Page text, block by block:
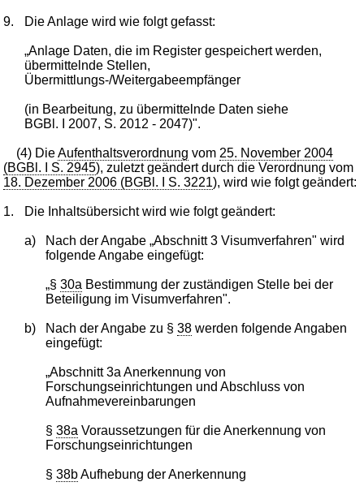
9. Die Anlage wird wie folgt gefasst:
„Anlage Daten, die im Register gespeichert werden,
übermittelnde Stellen,
Übermittlungs-/Weitergabeempfänger
(in Bearbeitung, zu übermittelnde Daten siehe
BGBl. I 2007, S. 2012 - 2047)".
(4) DieAufenthaltsverordnung vom 25. November 2004
(BGBl. I S. 2945), zuletzt geändert durch die Verordnung vom
18. Dezember 2006 (BGBl. I S. 3221), wird wie folgt geändert:
1. Die Inhaltsübersicht wird wie folgt geändert:
a)
Nach der Angabe „Abschnitt 3 Visumverfahren" wird
folgende Angabe eingefügt:
„§ 30a Bestimmung der zuständigen Stelle bei der
Beteiligung im Visumverfahren".
b) Nach der Angabe zu § 38werden folgende Angaben
eingefügt:
„Abschnitt 3a Anerkennung von
Forschungseinrichtungen und Abschluss von
Aufnahmevereinbarungen
§ 38a Voraussetzungen für die Anerkennung von
Forschungseinrichtungen
§ 38bAufhebung der Anerkennung